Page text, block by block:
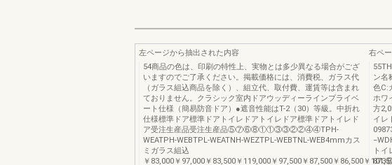
左ページから抽出された内容
54商品の色は、印刷の特性上、実物とは多少異なる場合がござ
いますのでご了承ください。掲載価格には、消費税、ガラス代
（ガラス組込商品を除く）、組立代、取付費、運賃等は含まれ
ておりません。クラシック室内ドアウッディーラインプライベ
ート仕様（簡易防音ドア）●遮音性能はT-2（30）等級。中折れ
仕様標準ドア標準ドアトイレドアトイレドア標準ドアトイレド
ア受注生産品受注生産品⑤⑦⑥⑧①①③③②②④④TPH-
WEATPH-WEBTPL-WEATNH-WEZTPL-WEBTNL-WEB4mmカス
ミガラス組込
￥83,000￥97,000￥83,500￥119,000￥97,500￥87,500￥86,500￥
右ペ
ン
色C:
ホワ
方
イレ
トイ